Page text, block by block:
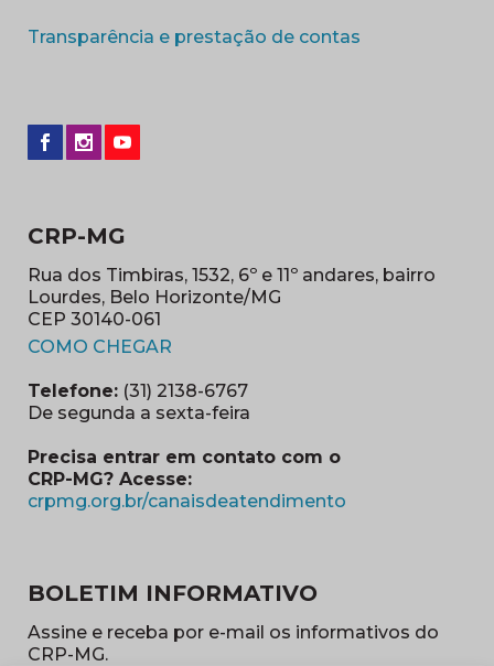
Transparência e prestação de contas
CRP-MG
Rua dos Timbiras, 1532, 6º e 11º andares, bairro
Lourdes, Belo Horizonte/MG
CEP 30140-061
COMO CHEGAR
Telefone: (31) 2138-6767
De segunda a sexta-feira
Precisa entrar em contato com o
CRP-MG? Acesse:
crpmg.org.br/canaisdeatendimento
BOLETIM INFORMATIVO
Assine e receba por e-mail os informativos do
CRP-MG.